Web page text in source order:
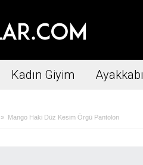
Kadın Giyim Ayakkabı
» Mango Haki Düz Kesim Örgü Pantolon